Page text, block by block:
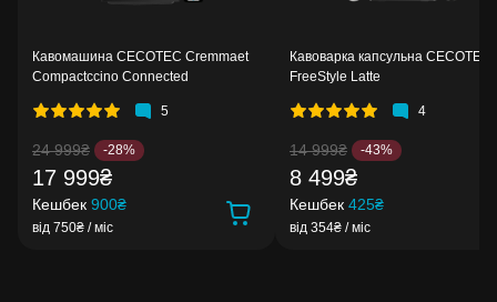
Кавомашина CECOTEC Cremmaet
Compactccino Connected
5
24 999₴ -28%
17 999₴
Кешбек 900₴
від 750₴ / міс
Кавоварка капсульна CECOTEC
FreeStyle Latte
4
14 999₴ -43%
8 499₴
Кешбек 425₴
від 354₴ / міс